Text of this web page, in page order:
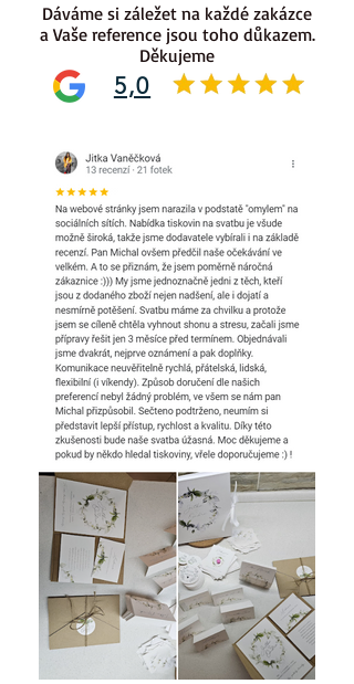
5,0
Dáváme si záležet na každé zakázce
a Vaše reference jsou toho důkazem.
Děkujeme